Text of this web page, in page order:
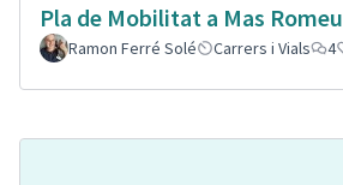
Pla de Mobilitat a Mas Romeu
Ramon Ferré Solé
Carrers i Vials 4